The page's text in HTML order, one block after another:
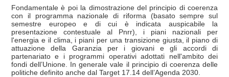
Fondamentale è poi la dimostrazione del principio di coerenza
con il programma nazionale di riforma (basato sempre sul
semestre europeo e di cui è indicata auspicabile la
presentazione contestuale al Pnrr), i piani nazionali per
l'energia e il clima, i piani per una transizione giusta, il piano di
attuazione della Garanzia per i giovani e gli accordi di
partenariato e i programmi operativi adottati nell'ambito dei
fondi dell’Unione. In generale vale il principio di coerenza delle
politiche definito anche dal Target 17.14 dell’Agenda 2030.